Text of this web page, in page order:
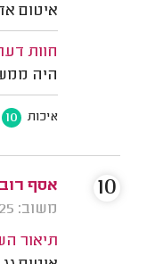
איטום
חוות
היה
איכות 10
אסף
משוב: 01/04/2025
תיאור
10